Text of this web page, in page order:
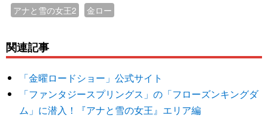
アナと雪の女王2 金ロー
関連記事
「金曜ロードショー」公式サイト
「ファンタジースプリングス」の「フローズンキングダ
ム」に潜入！『アナと雪の女王』エリア編